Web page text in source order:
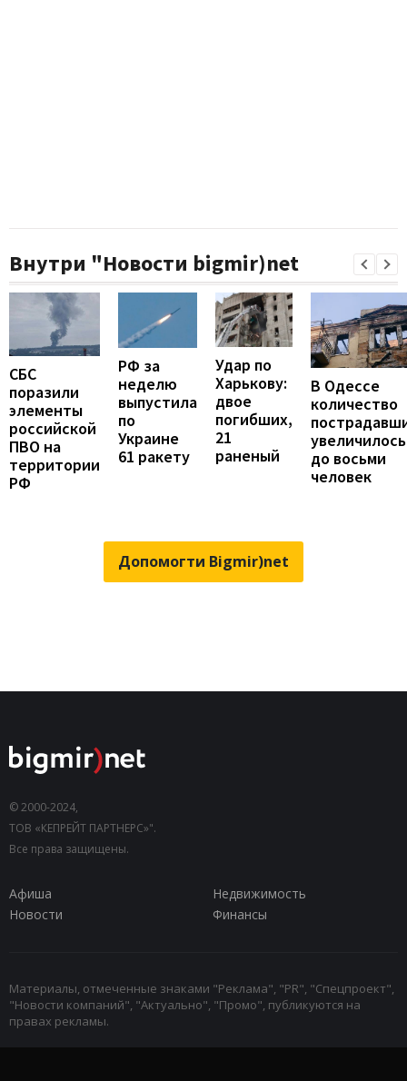
Внутри "Новости bigmir)net
СБС
поразили
элементы
российской
ПВО на
территории
РФ
РФ за
неделю
выпустила
по
Украине
61 ракету
Удар по
Харькову:
двое
погибших,
21
раненый
В Одессе
количество
увеличилось
до восьми
человек
Допомогти Bigmir)net
© 2000-2024,
ТОВ «КЕПРЕЙТ ПАРТНЕРС»".
Все права защищены.
Афиша
Недвижимость
Новости
Финансы
Материалы, отмеченные знаками "Реклама", "PR", "Спецпроект",
"Новости компаний", "Актуально", "Промо", публикуются на
правах рекламы.